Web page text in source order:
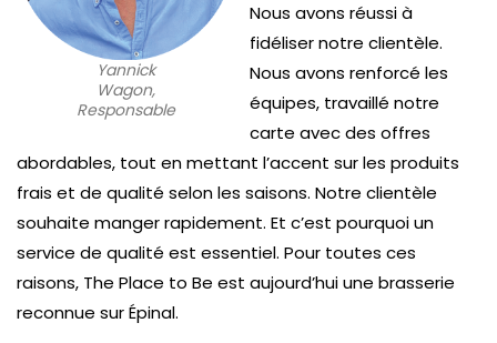
Yannick
Wagon,
Responsable
Nous avons réussi à
fidéliser notre clientèle.
Nous avons renforcé les
équipes, travaillé notre
carte avec des offres
abordables, tout en mettant l’accent sur les produits
frais et de qualité selon les saisons. Notre clientèle
souhaite manger rapidement. Et c’est pourquoi un
service de qualité est essentiel. Pour toutes ces
raisons, The Place to Be est aujourd’hui une brasserie
reconnue sur Épinal.